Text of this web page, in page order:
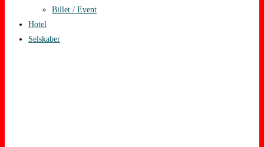
Billet / Event
Hotel
Selskaber